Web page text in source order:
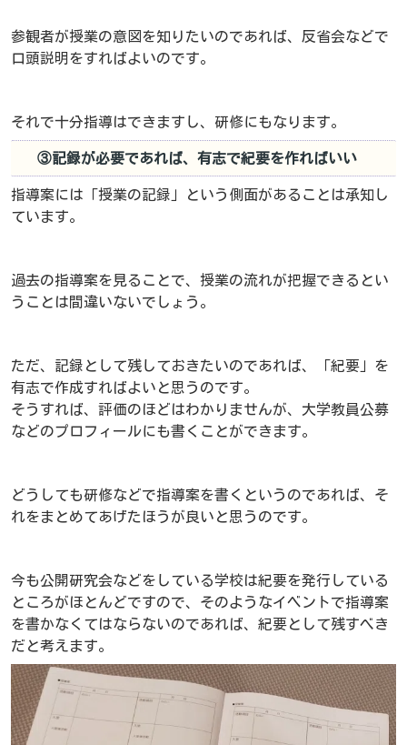
参観者が授業の意図を知りたいのであれば、反省会などで
口頭説明をすればよいのです。
それで十分指導はできますし、研修にもなります。
③記録が必要であれば、有志で紀要を作ればいい
指導案には「授業の記録」という側面があることは承知し
ています。
過去の指導案を見ることで、授業の流れが把握できるとい
うことは間違いないでしょう。
ただ、記録として残しておきたいのであれば、「紀要」を
有志で作成すればよいと思うのです。
そうすれば、評価のほどはわかりませんが、大学教員公募
などのプロフィールにも書くことができます。
どうしても研修などで指導案を書くというのであれば、そ
れをまとめてあげたほうが良いと思うのです。
今も公開研究会などをしている学校は紀要を発行している
ところがほとんどですので、そのようなイベントで指導案
を書かなくてはならないのであれば、紀要として残すべき
だと考えます。